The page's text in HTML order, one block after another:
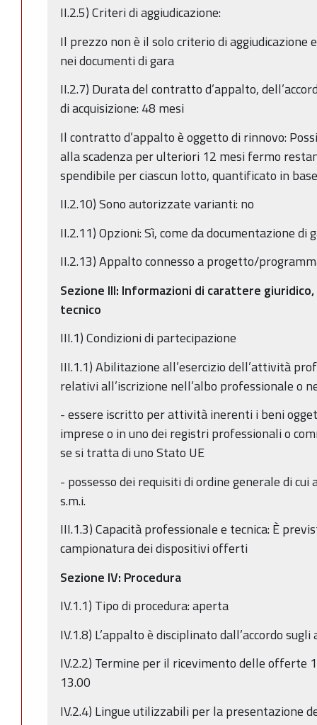
II.2.5) Criteri di aggiudicazione:
Il prezzo non è il solo criterio di
nei documenti di gara
II.2.7) Durata del contratto d’appalto,
di acquisizione: 48 mesi
Il contratto d’appalto è oggetto di rinnovo:
alla scadenza per ulteriori 12 mesi fermo
spendibile per ciascun lotto, quantificato in
II.2.10) Sono autorizzate varianti: no
II.2.11) Opzioni: Sì, come da documentazione di
II.2.13) Appalto connesso a progetto/
Sezione III: Informazioni di carattere
tecnico
III.1) Condizioni di partecipazione
III.1.1) Abilitazione all’esercizio dell’attività
relativi all’iscrizione nell’albo professionale o
- essere iscritto per attività inerenti i beni
imprese o in uno dei registri professionali o
se si tratta di uno Stato UE
- possesso dei requisiti di ordine generale di cui
s.m.i.
III.1.3) Capacità professionale e tecnica: È
campionatura dei dispositivi offerti
Sezione IV: Procedura
IV.1.1) Tipo di procedura: aperta
IV.1.8) L’appalto è disciplinato dall’accordo
IV.2.2) Termine per il ricevimento delle offerte
13.00
IV.2.4) Lingue utilizzabili per la presentazione